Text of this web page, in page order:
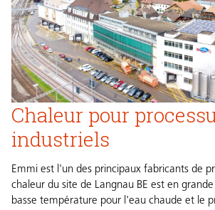
Chaleur pour
industriels
Emmi est l'un des principaux fabricants de
chaleur du site de Langnau BE est en
basse température pour l'eau chaude et le